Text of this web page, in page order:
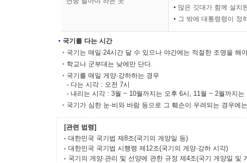
많은 깃대가 함께 설치
그 밖에 대통령령이 정
국기를 다는 시간
국기는 매일·24시간 달 수 있으나 야간에는 적절한 조명을 해
학교나 군부대는 낮에만 단다.
국기를 매일 게양·강하하는 경우
- 다는 시각 : 오전 7시
- 내리는 시각 : 3월 ~ 10월까지는 오후 6시, 11월 ~ 2월까지는
국기가 심한 눈·비와 바람 등으로 그 훼손이 우려되는 경우에
[관련 법령]
대한민국 국기법 제8조(국기의 게양일 등)
대한민국 국기법 시행령 제12조(국기의 게양·강하 시각)
국기의 게양·관리 및 선양에 관한 규정 제4조(국기 게양일 및